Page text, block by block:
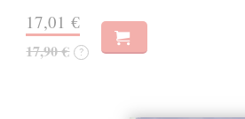
17,01 €
17,90 € ?